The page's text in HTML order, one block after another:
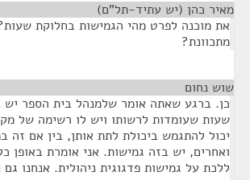
מאיר כהן (יש עתיד-תל"ם)
את מוכנה לפרט מהי הגמישות בחלוקת
מתכוונת?
שוש נחום
שעות שעומדות לרשותו ויש לו רשימה של
יכול להתגמש ביכולת לתת אותן, בין אם זה
ואחרים, יש בזה גמישות. אני אומרת באופן
ללכת על גמישות פדגוגית ניהולית. אנחנו